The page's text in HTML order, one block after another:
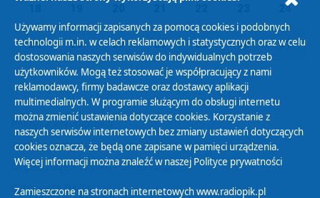
24
25 26 27 28 29 30 31
Polityka Prywatności
Zasady korzystania z Serwisu
Organizacje Pożytku Publicznego
Cyfryzacja DAB+
Używamy informacji zapisanych za pomocą cookies i podobnych
technologii m.in. w celach reklamowych i statystycznych oraz w celu
dostosowania naszych serwisów do indywidualnych potrzeb
użytkowników. Mogą też stosować je współpracujący z nami
reklamodawcy, firmy badawcze oraz dostawcy aplikacji
multimedialnych. W programie służącym do obsługi internetu
można zmienić ustawienia dotyczące cookies. Korzystanie z
naszych serwisów internetowych bez zmiany ustawień dotyczących
cookies oznacza, że będą one zapisane w pamięci urządzenia.
Więcej informacji można znaleźć w naszej Polityce prywatności
Zamieszczone na stronach internetowych www.radiopik.pl